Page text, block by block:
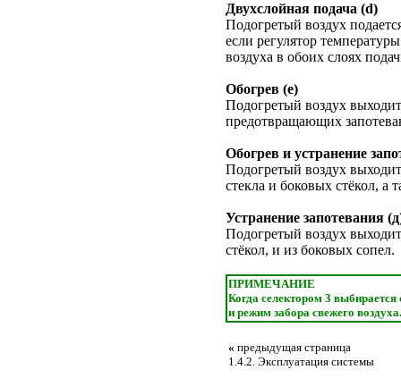
Двухслойная подача (d)
Подогретый воздух
если регулятор
воздуха в обоих слоях
Обогрев (е)
Подогретый воздух
предотвращающих
Обогрев и устранение
Подогретый воздух
стекла и боковых стёкол, а
Устранение запотевания
Подогретый воздух
стёкол, и из боковых сопел.
ПРИМЕЧАНИЕ
Когда селектором 3
и режим забора свежего
« предыдущая страница
1.4.2. Эксплуатация системы